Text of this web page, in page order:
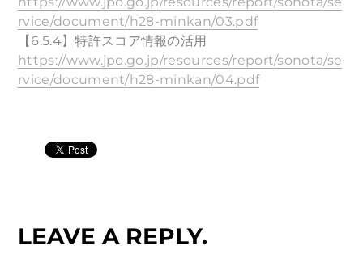
rvice/document/h28-minkan/03.pdf
【6.5.4】特許スコア情報の活用
https://www.jpo.go.jp/resources/report/sonota/se
rvice/document/h28-minkan/04.pdf
LEAVE A REPLY.